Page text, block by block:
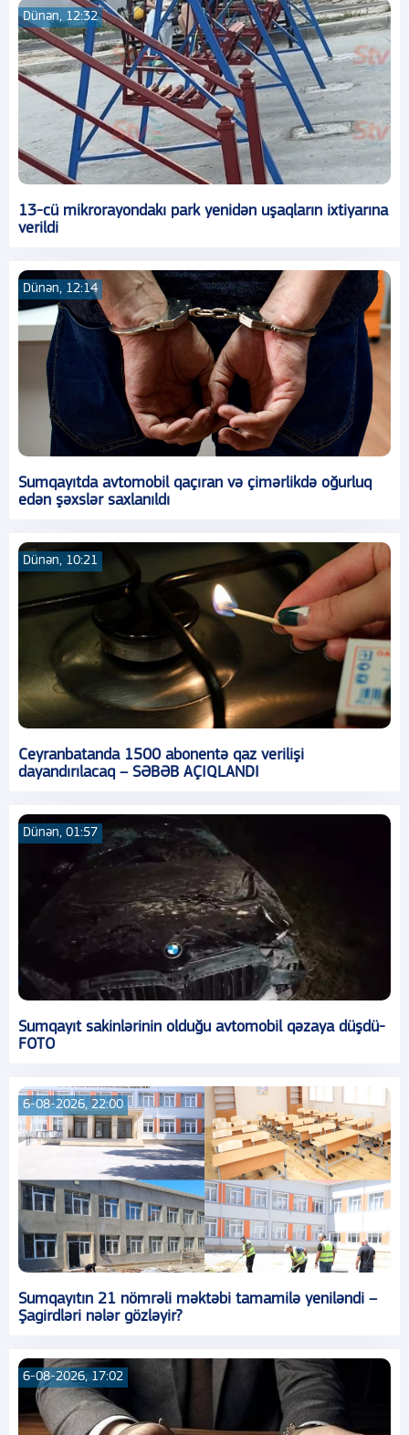
Dünən, 12:32
13-cü mikrorayondakı park yenidən uşaqların ixtiyarına
verildi
Dünən, 12:14
Sumqayıtda avtomobil qaçıran və çimərlikdə oğurluq
edən şəxslər saxlanıldı
Dünən, 10:21
Ceyranbatanda 1500 abonentə qaz verilişi
dayandırılacaq – SƏBƏB AÇIQLANDI
Dünən, 01:57
Sumqayıt sakinlərinin olduğu avtomobil qəzaya düşdü-
FOTO
6-08-2026, 22:00
Sumqayıtın 21 nömrəli məktəbi tamamilə yeniləndi –
Şagirdləri nələr gözləyir?
6-08-2026, 17:02